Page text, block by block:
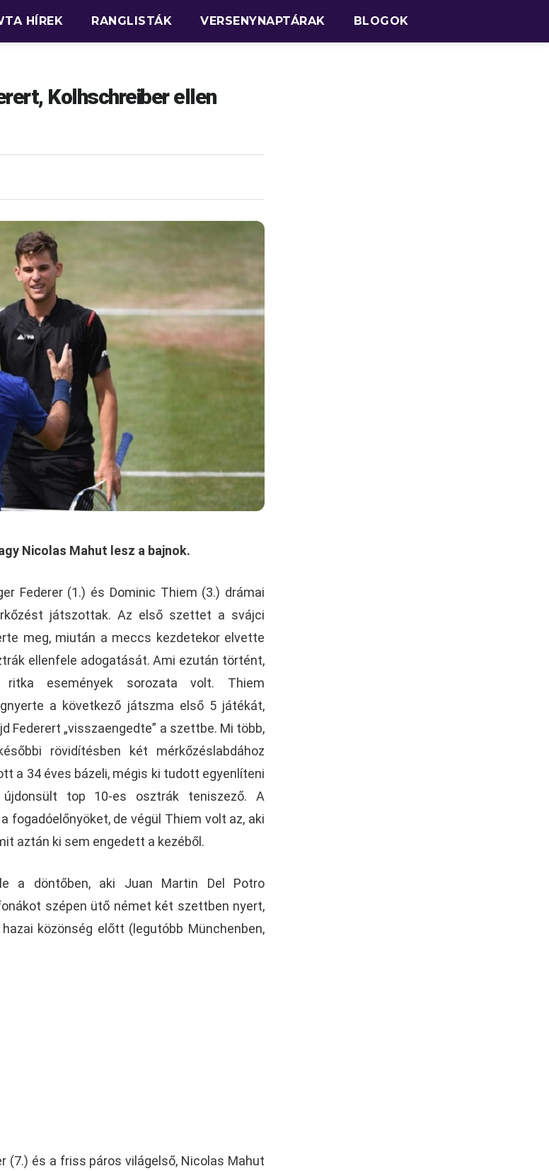
HÍREK RANGLISTÁK VERSENYNAPTÁRAK BLOGOK
Kolhschreiber ellen
Nicolas Mahut lesz a bajnok.
Federer (1.) és Dominic Thiem (3.) drámai
játszottak. Az első szettet a svájci
meg, miután a meccs kezdetekor elvette
ellenfele adogatását. Ami ezután történt,
ritka események sorozata volt. Thiem
a következő játszma első 5 játékát,
Federert „visszaengedte” a szettbe. Mi több,
rövidítésben két mérkőzéslabdához
a 34 éves bázeli, mégis ki tudott egyenlíteni
top 10-es osztrák teniszező. A
de végül Thiem volt az, aki
aztán ki sem engedett a kezéből.
a döntőben, aki Juan Martin Del Potro
szépen ütő német két szettben nyert,
közönség előtt (legutóbb Münchenben,
(7.) és a friss páros világelső, Nicolas Mahut